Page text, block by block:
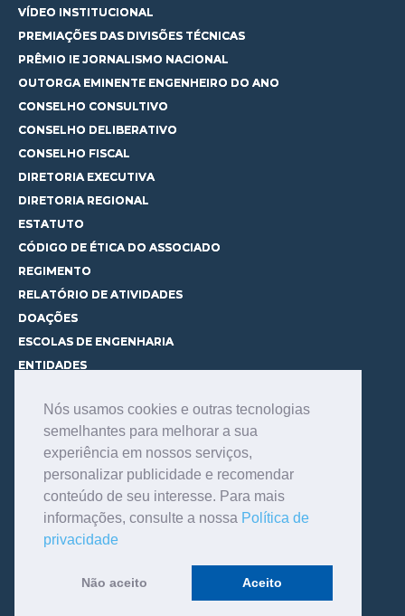
Nós usamos cookies e outras tecnologias
semelhantes para melhorar a sua
experiência em nossos serviços,
personalizar publicidade e recomendar
conteúdo de seu interesse. Para mais
informações, consulte a nossa Política de
privacidade
Não aceito Aceito
VÍDEO INSTITUCIONAL
PREMIAÇÕES DAS DIVISÕES TÉCNICAS
PRÊMIO IE JORNALISMO NACIONAL
OUTORGA EMINENTE ENGENHEIRO DO ANO
CONSELHO CONSULTIVO
CONSELHO DELIBERATIVO
CONSELHO FISCAL
DIRETORIA EXECUTIVA
DIRETORIA REGIONAL
ESTATUTO
CÓDIGO DE ÉTICA DO ASSOCIADO
REGIMENTO
RELATÓRIO DE ATIVIDADES
DOAÇÕES
ESCOLAS DE ENGENHARIA
ENTIDADES
CURSOS
CONHEÇA OS CURSOS
CENTRAL DE MENTORIA
CONTATO
INFORMAÇÕES GERAIS